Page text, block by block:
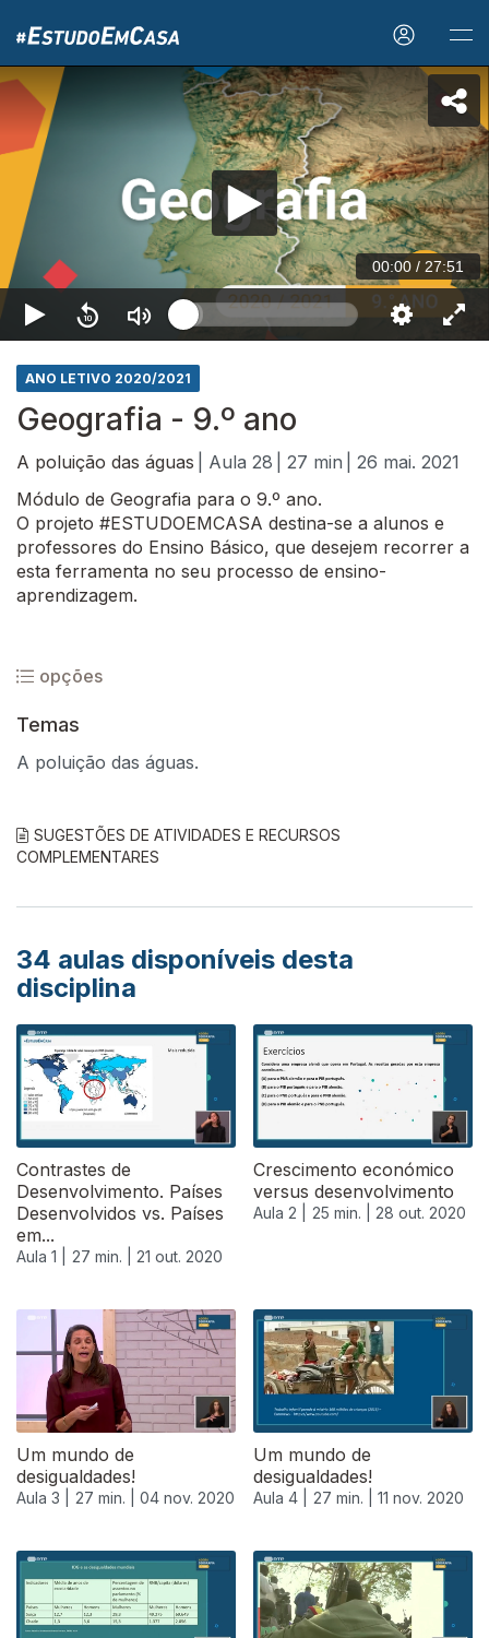
00:00 / 27:51
ANO LETIVO 2020/2021
Geografia - 9.º ano
A poluição das águas | Aula 28 | 27 min
| 26 mai. 2021
Módulo de Geografia para o 9.º ano.
O projeto #ESTUDOEMCASA destina-se a alunos e
professores do Ensino Básico, que desejem recorrer a
esta ferramenta no seu processo de ensino-
aprendizagem.
opções
Temas
A poluição das águas.
SUGESTÕES DE ATIVIDADES E RECURSOS
COMPLEMENTARES
34 aulas disponíveis desta
disciplina
Contrastes de
Desenvolvimento. Países
Desenvolvidos vs. Países
em...
Aula 1 | 27 min. | 21 out. 2020
Crescimento económico
versus desenvolvimento
Aula 2 | 25 min. | 28 out. 2020
Um mundo de
desigualdades!
Aula 3 | 27 min. | 04 nov. 2020
Um mundo de
desigualdades!
Aula 4 | 27 min. | 11 nov. 2020